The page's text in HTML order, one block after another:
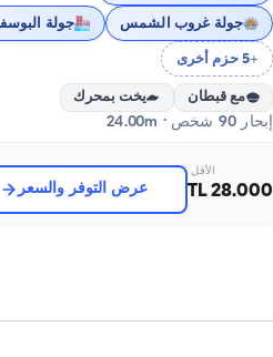
جولة غروب الشمس جولة
+5 حزم أخرى
مع قبطان يخت بمحرك
إبحار 90 شخص · 24.00m
الأقل
28.000 TL عرض التوفر والسعر